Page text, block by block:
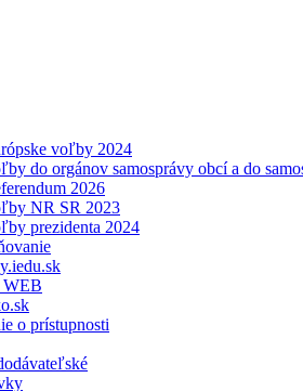
voľby 2024
do orgánov samosprávy obcí a do
2026
NR SR 2023
prezidenta 2024
WEB
o prístupnosti